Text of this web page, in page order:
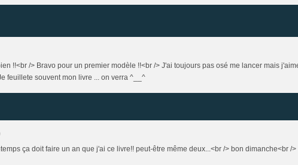
!!<br /> Bravo pour un premier modèle !!<br /> J'ai toujours pas osé me lancer mais
feuillete souvent mon livre ... on verra ^__^
ça doit faire un an que j'ai ce livre!! peut-être même deux...<br /> bon dimanche<br />